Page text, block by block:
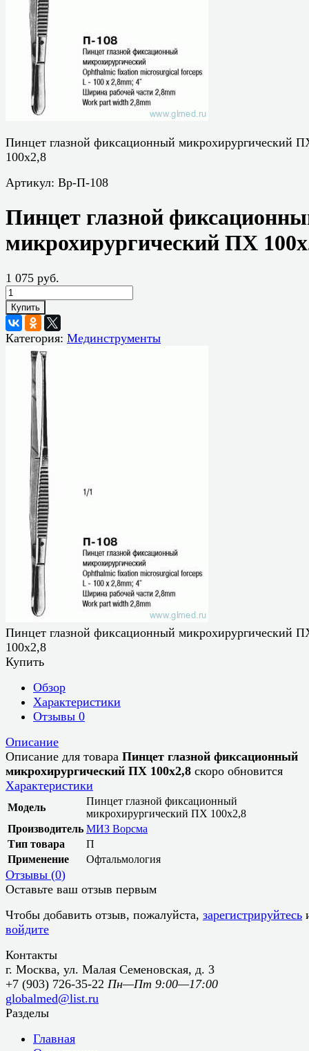
Пинцет глазной фиксационный микрохирургический
100х2,8
Артикул: Вр-П-108
Пинцет глазной
микрохирургический ПХ
1 075 руб.
Купить
Категория: Мединструменты
Пинцет глазной фиксационный микрохирургический
100х2,8
Купить
Обзор
Характеристики
Отзывы 0
Описание
Описание для товара Пинцет глазной фиксационный
микрохирургический ПХ 100х2,8 скоро обновится
Характеристики
Модель
Пинцет глазной фиксационный
микрохирургический ПХ 100х2,8
Производитель МИЗ Ворсма
Тип товара
П
Применение
Офтальмология
Отзывы (0)
Оставьте ваш отзыв первым
Чтобы добавить отзыв, пожалуйста, зарегистрируйтесь
войдите
Контакты
г. Москва, ул. Малая Семеновская, д. 3
+7 (903) 726-35-22 Пн—Пт 9:00—17:00
globalmed@list.ru
Разделы
Главная